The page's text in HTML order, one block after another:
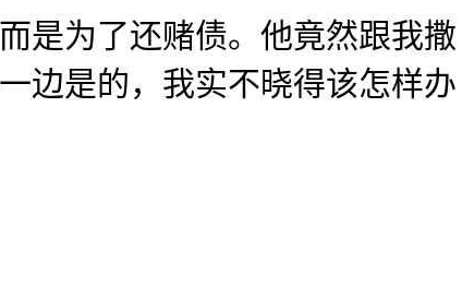
为了还赌债。他竟然跟我撒
边是的，我实不晓得该怎样办